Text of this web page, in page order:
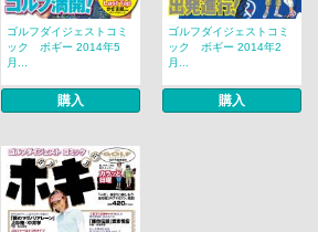
ゴルフダイジェストコミ
ック ボギー 2014年5
月...
購入
ゴルフダイジェストコミ
ック ボギー 2014年2
月...
購入